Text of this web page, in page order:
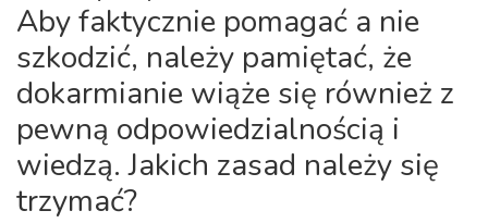
Aby faktycznie pomagać a nie
szkodzić, należy pamiętać, że
dokarmianie wiąże się również z
pewną odpowiedzialnością i
wiedzą. Jakich zasad należy się
trzymać?